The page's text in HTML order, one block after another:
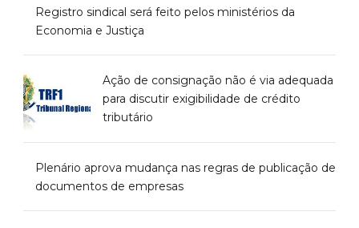
Registro sindical será feito pelos ministérios da
Economia e Justiça
Ação de consignação não é via adequada
para discutir exigibilidade de crédito
tributário
Plenário aprova mudança nas regras de publicação de
documentos de empresas